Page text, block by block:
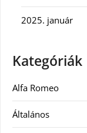
2025. január
Kategóriák
Alfa Romeo
Általános